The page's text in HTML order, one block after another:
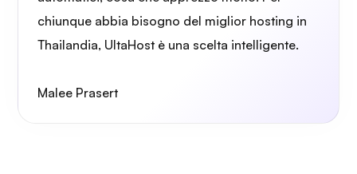
chiunque abbia bisogno del miglior hosting in
Thailandia, UltaHost è una scelta intelligente.
Malee Prasert